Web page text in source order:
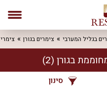
בגליל המערבי צימרים בגורן
בגורן (2)
סינון